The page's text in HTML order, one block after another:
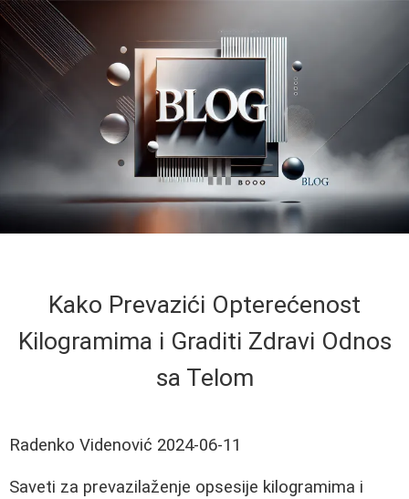
Kako Prevazići Opterećenost
Kilogramima i Graditi Zdravi Odnos
sa Telom
Radenko Videnović 2024-06-11
Saveti za prevazilaženje opsesije kilogramima i